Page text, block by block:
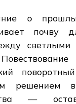
о
почву
решением
—